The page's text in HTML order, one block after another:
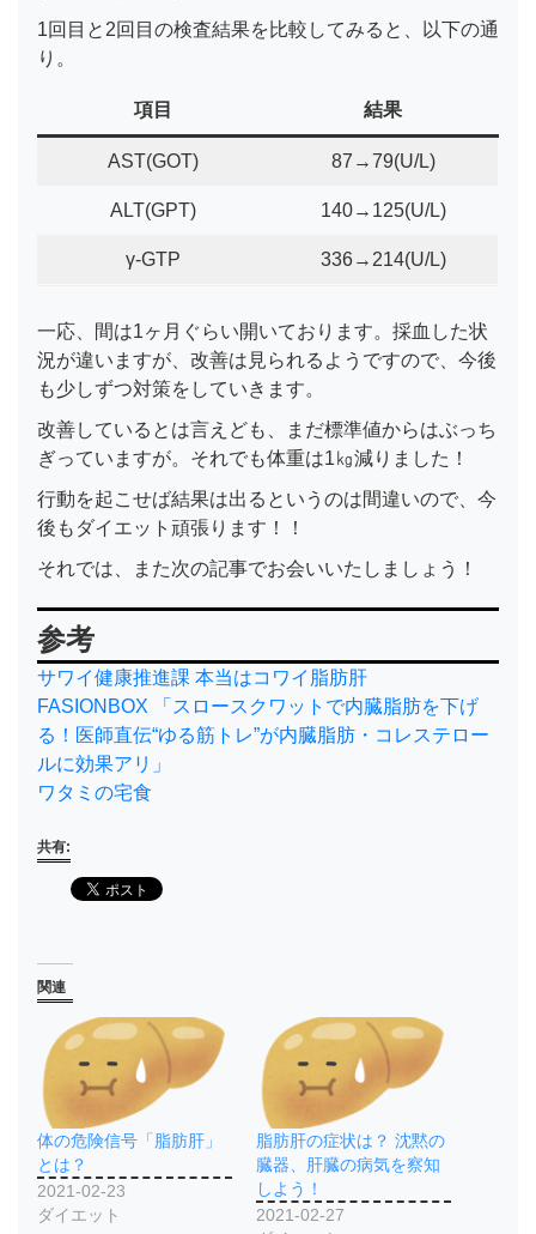
1回目と2回目の検査結果を比較してみると、以下の通
り。
項目 結果
AST(GOT) 87→79(U/L)
ALT(GPT) 140→125(U/L)
γ-GTP 336→214(U/L)
一応、間は1ヶ月ぐらい開いております。採血した状
況が違いますが、改善は見られるようですので、今後
も少しずつ対策をしていきます。
改善しているとは言えども、まだ標準値からはぶっち
ぎっていますが。それでも体重は1㎏減りました！
行動を起こせば結果は出るというのは間違いので、今
後もダイエット頑張ります！！
それでは、また次の記事でお会いいたしましょう！
参考
サワイ健康推進課 本当はコワイ脂肪肝
FASIONBOX 「スロースクワットで内臓脂肪を下げ
る！医師直伝“ゆる筋トレ”が内臓脂肪・コレステロー
ルに効果アリ」
ワタミの宅食
共有:
関連
体の危険信号「脂肪肝」
とは？
2021-02-23
ダイエット
脂肪肝の症状は？ 沈黙の
臓器、肝臓の病気を察知
しよう！
2021-02-27